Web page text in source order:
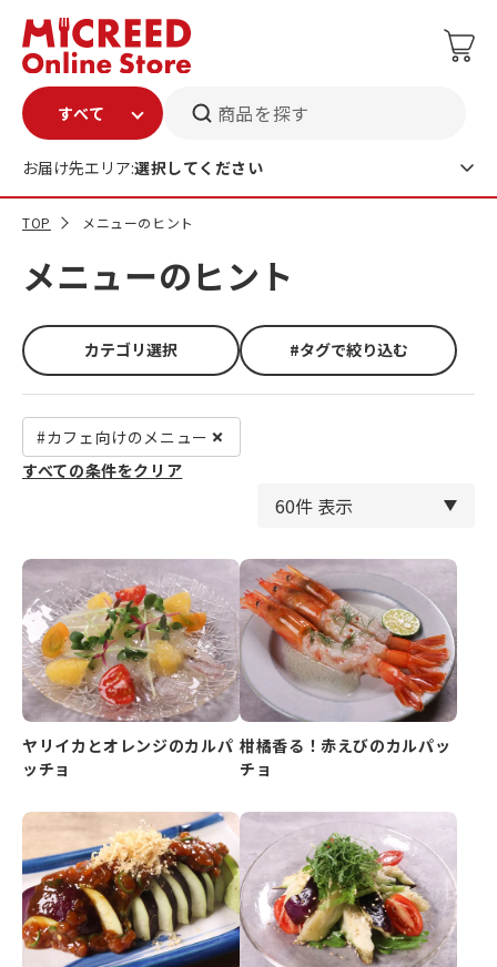
商品を探す
お届け先エリア:選択してください
TOP メニューのヒント
メニューのヒント
カテゴリ選択 #タグで絞り込む
#カフェ向けのメニュー
すべての条件をクリア
ヤリイカとオレンジのカルパ
ッチョ
柑橘香る！赤えびのカルパッ
チョ